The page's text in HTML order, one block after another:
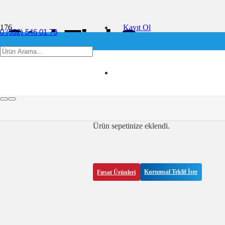
0 (532) 546 01 79
info@ofis360.com
Kayıt Ol
Ürün sepetinize eklendi.
Fırsat Ürünleri Kurumsal Teklif İste
Otel Tipi
Lüks ve
Paylaşım :